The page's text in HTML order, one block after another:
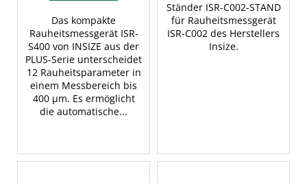
Das kompakte
Rauheitsmessgerät ISR-
S400 von INSIZE aus der
PLUS-Serie unterscheidet
12 Rauheitsparameter in
einem Messbereich bis
400 µm. Es ermöglicht
die automatische...
Ständer ISR-C002-STAND
für Rauheitsmessgerät
ISR-C002 des Herstellers
Insize.